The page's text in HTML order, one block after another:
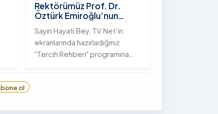
Rektörümüz Prof. Dr.
Öztürk Emiroğlu’nun
"Tercih Rehberi"
Programındaki Röportajı
Sayın Hayati Bey, TV Net’in
ekranlarında hazırladığınız
"Tercih Rehberi" programına
ol